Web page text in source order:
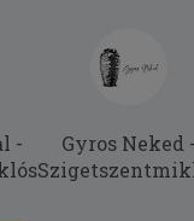
a
sütve
-
Gyros Neked